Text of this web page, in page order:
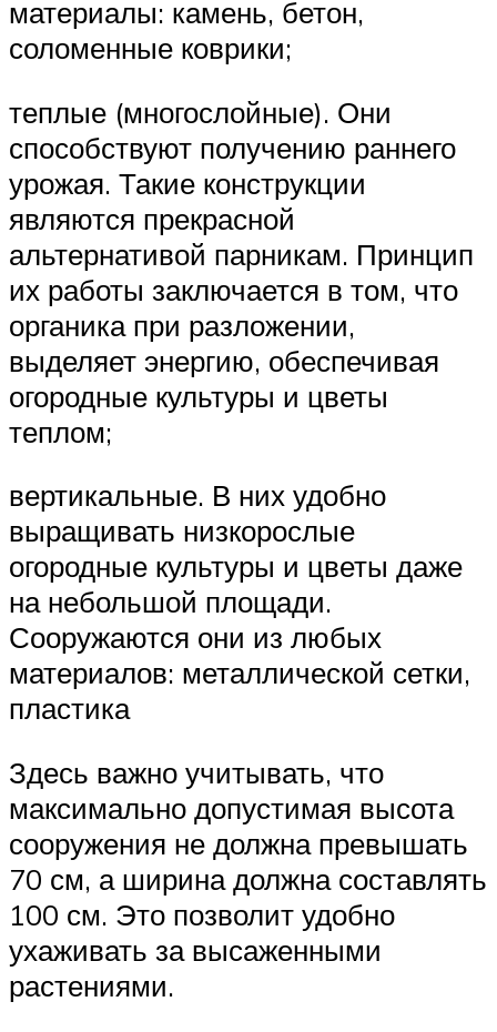
материалы: камень, бетон,
соломенные коврики;
теплые (многослойные). Они
способствуют получению раннего
урожая. Такие конструкции
являются прекрасной
альтернативой парникам. Принцип
их работы заключается в том, что
органика при разложении,
выделяет энергию, обеспечивая
огородные культуры и цветы
теплом;
вертикальные. В них удобно
выращивать низкорослые
огородные культуры и цветы даже
на небольшой площади.
Сооружаются они из любых
материалов: металлической сетки,
пластика
Здесь важно учитывать, что
максимально допустимая высота
сооружения не должна превышать
70 см, а ширина должна составлять
100 см. Это позволит удобно
ухаживать за высаженными
растениями.